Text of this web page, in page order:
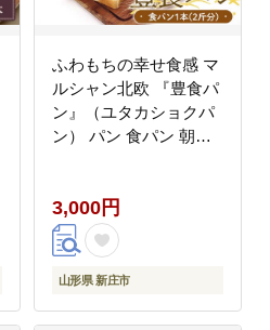
ふわもちの幸せ食感 マ
ルシャン北欧 『豊食パ
ン』（ユタカショクパ
ン） パン 食パン 朝食
3,000円
山形県 新庄市